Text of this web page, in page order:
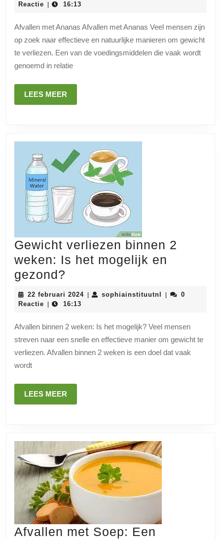
met
De
voordelen
van
met
ananas
Reactie
16:13
Afvallen met Ananas Afvallen met Ananas Veel mensen zijn
op zoek naar effectieve en natuurlijke manieren om gewicht
te verliezen. Een van de voedingsmiddelen die vaak wordt
genoemd in relatie
LEES MEER
MEER
Gewicht verliezen binnen 2
weken: Is het mogelijk en
gezond?
verliezen
binnen
weken:
Is
en
gezond?
22 februari 202422
sophiainstituutnl
0
Reactie
16:13
Afvallen binnen 2 weken: Is het mogelijk? Veel mensen
streven naar een snelle en effectieve manier om gewicht te
verliezen. Afvallen binnen 2 weken is een doel dat vaak
wordt
LEES MEER
MEER
Afvallen met Soep: Een